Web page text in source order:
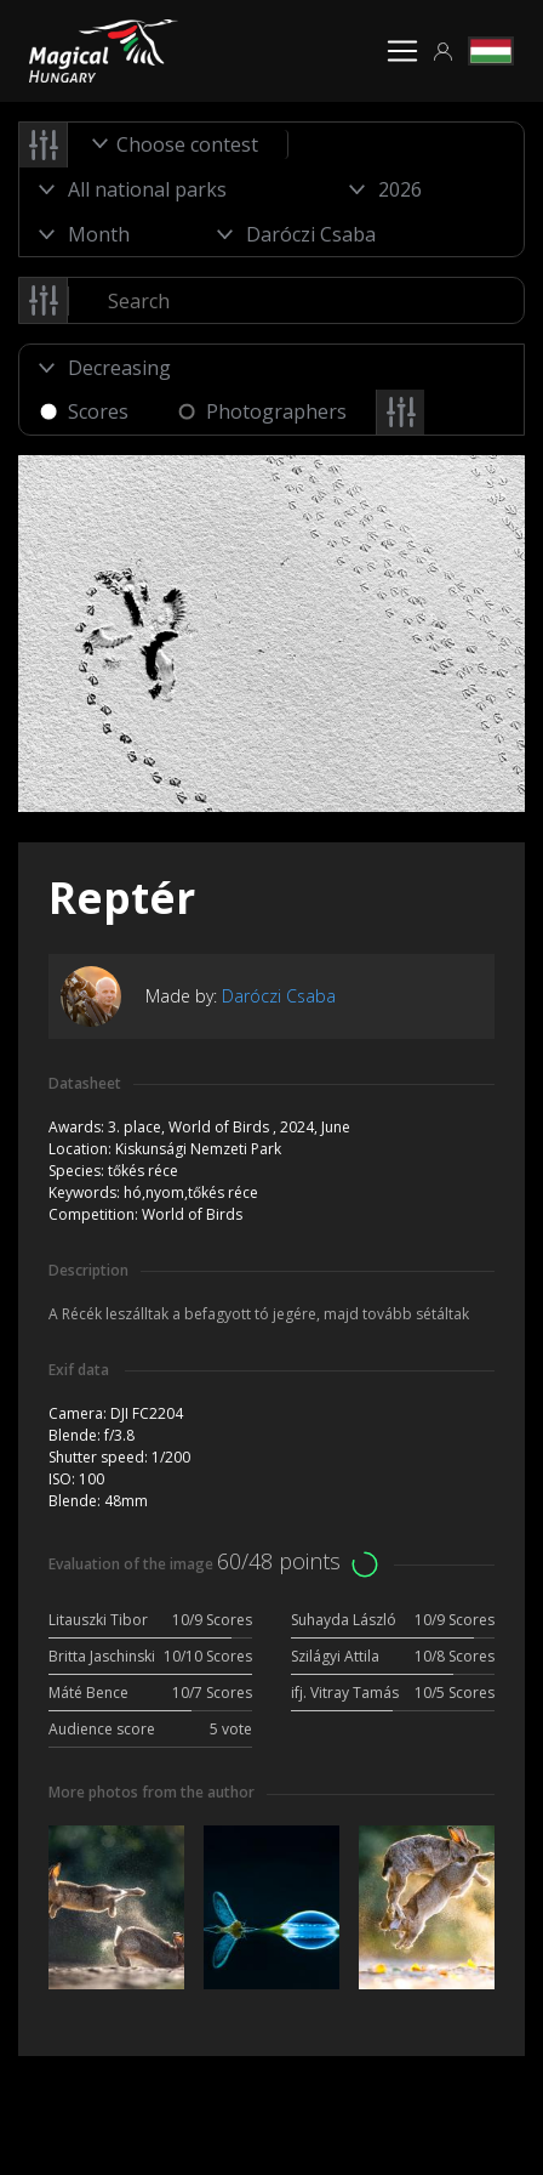
Choose contest
Scores Photographers
Reptér
Made by: Daróczi Csaba
Datasheet
Awards: 3. place, World of Birds , 2024, June
Location: Kiskunsági Nemzeti Park
Species: tőkés réce
Keywords: hó,nyom,tőkés réce
Competition: World of Birds
Description
A Récék leszálltak a befagyott tó jegére, majd tovább sétáltak
Exif data
Camera: DJI FC2204
Blende:f/3.8
Shutter speed: 1/200
ISO: 100
Blende: 48mm
Evaluation of the image 60/48 points
Litauszki Tibor 10/9 Scores Suhayda László
10/9 Scores
Britta Jaschinski 10/10 Scores Szilágyi Attila
10/8 Scores
Máté Bence
10/7 Scores ifj. Vitray Tamás
10/5 Scores
Audience score
5 vote
More photos from the author